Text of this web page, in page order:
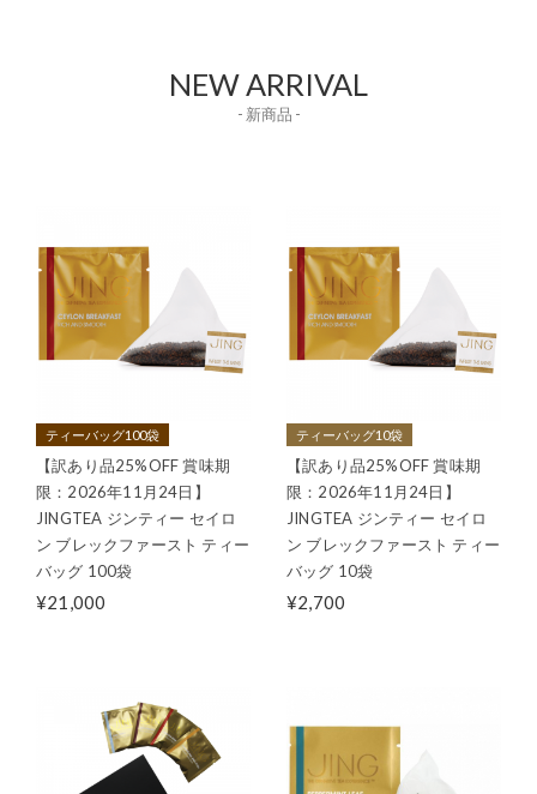
NEW ARRIVAL
- 新商品 -
ティーバッグ100袋
【訳あり品25%OFF 賞味期
限：2026年11月24日】
JINGTEA ジンティー セイロ
ン ブレックファースト ティー
バッグ 100袋
¥21,000
ティーバッグ10袋
【訳あり品25%OFF 賞味期
限：2026年11月24日】
JINGTEA ジンティー セイロ
ン ブレックファースト ティー
バッグ 10袋
¥2,700